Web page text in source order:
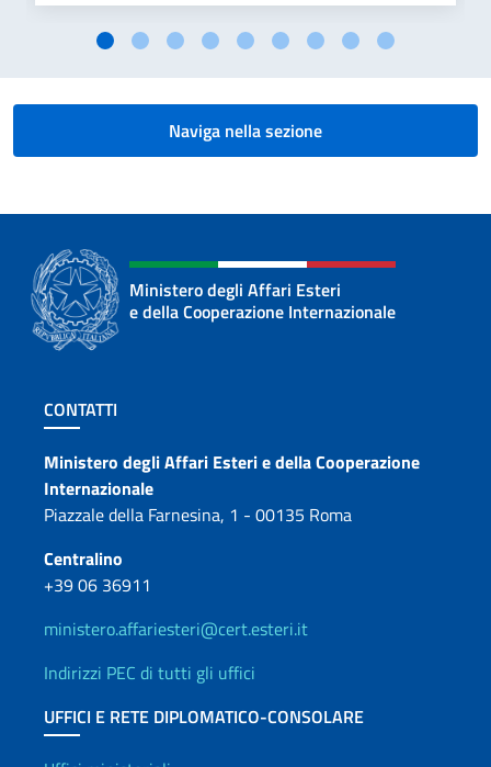
Naviga nella sezione
Ministero degli Affari Esteri
e della Cooperazione Internazionale
Sezione footer
CONTATTI
Contatti
Ministero degli Affari Esteri e della Cooperazione
Internazionale
Piazzale della Farnesina, 1 - 00135 Roma
Centralino
+39 06 36911
ministero.affariesteri@cert.esteri.it
Indirizzi PEC di tutti gli uffici
UFFICI E RETE DIPLOMATICO-CONSOLARE